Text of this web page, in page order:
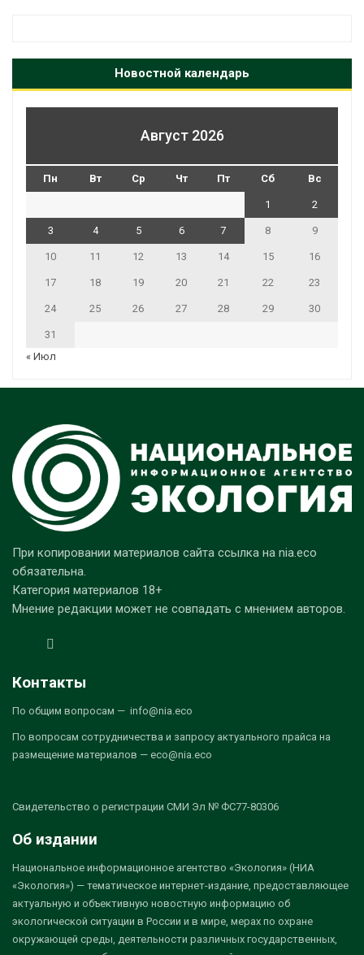
Новостной календарь
Август 2026
Пн Вт Ср Чт Пт Сб Вс
1 2
3 4 5 6 7 8 9
10 11 12 13 14 15 16
17 18 19 20 21 22 23
24 25 26 27 28 29 30
31
« Июл
При копировании материалов сайта ссылка на nia.eco
обязательна.
Категория материалов 18+
Мнение редакции может не совпадать с мнением авторов.
Контакты
По общим вопросам — info@nia.eco
По вопросам сотрудничества и запросу актуального прайса на
размещение материалов — eco@nia.eco
Свидетельство о регистрации СМИ Эл № ФС77-80306
Об издании
Национальное информационное агентство «Экология» (НИА
«Экология») — тематическое интернет-издание, предоставляющее
актуальную и объективную новостную информацию об
экологической ситуации в России и в мире, мерах по охране
окружающей среды, деятельности различных государственных,